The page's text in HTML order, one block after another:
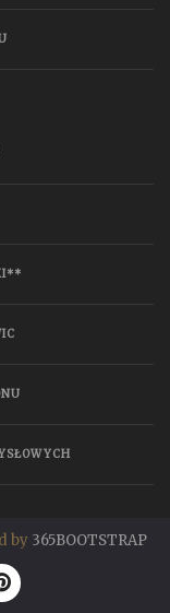
by 365BOOTSTRAP